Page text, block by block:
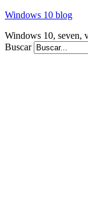
Windows 10 blog
Windows 10, seven,
Buscar